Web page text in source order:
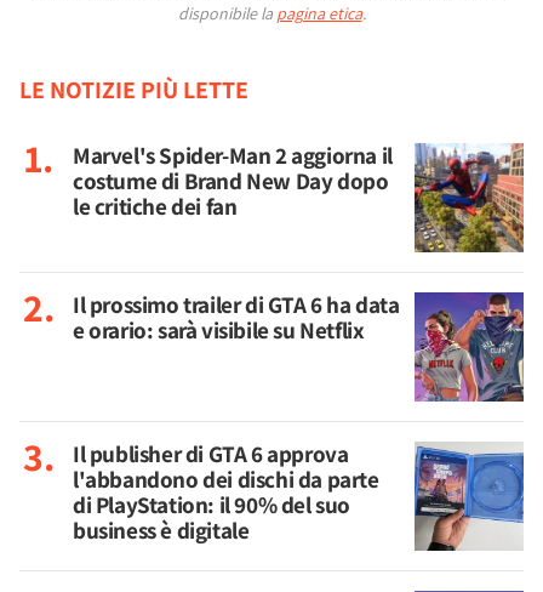
disponibile la pagina etica.
LE NOTIZIE PIÙ LETTE
Marvel's Spider-Man 2 aggiorna il
costume di Brand New Day dopo
le critiche dei fan
Il prossimo trailer di GTA 6 ha data
e orario: sarà visibile su Netflix
Il publisher di GTA 6 approva
l'abbandono dei dischi da parte
di PlayStation: il 90% del suo
business è digitale